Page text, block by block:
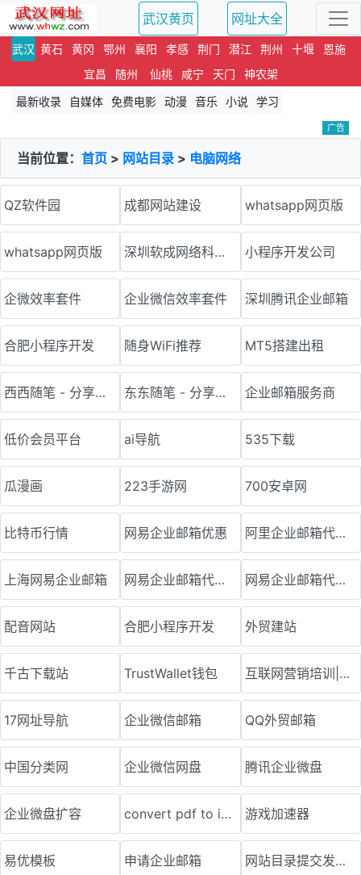
武汉黄页 网址大全
武汉 黄石 黄冈 鄂州 襄阳 孝感 荆门 潜江 荆州 十堰
恩施
宜昌
随州 仙桃 咸宁 天门
神农架
最新收录
自媒体 免费电影 动漫 音乐 小说 学习
广告
当前位置： 首页 > 网站目录 > 电脑网络
QZ软件园 成都网站建设 whatsapp网页版
whatsapp网页版 深圳软成网络科技有限公司 小程序开发公司
企微效率套件 企业微信效率套件 深圳腾讯企业邮箱
合肥小程序开发 随身WiFi推荐 MT5搭建出租
西西随笔 - 分享赚钱方法，随笔和经历感悟 东东随笔 - 分享赚钱方法，随笔和经验心得 企业邮箱服务商
低价会员平台 ai导航 535下载
瓜漫画 223手游网 700安卓网
比特币行情 网易企业邮箱优惠 阿里企业邮箱代理商
上海网易企业邮箱 网易企业邮箱代理商 网易企业邮箱代理商
配音网站 合肥小程序开发 外贸建站
千古下载站 TrustWallet钱包 互联网营销培训|淘宝电商运营课程|快手短视频直播变现_苏春宇老师
17网址导航 企业微信邮箱 QQ外贸邮箱
中国分类网 企业微信网盘 腾讯企业微盘
企业微盘扩容 convert pdf to image png 游戏加速器
易优模板 申请企业邮箱 网站目录提交发布的平台